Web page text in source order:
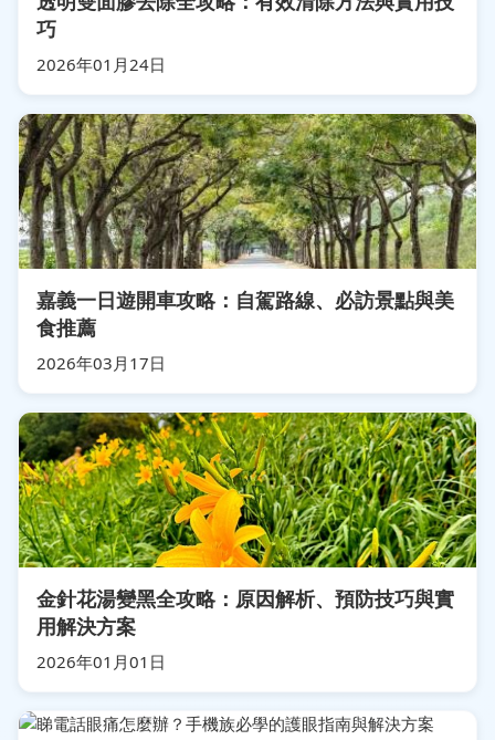
巧
2026年01月24日
嘉義一日遊開車攻略：自駕路線、必訪景點與美
食推薦
2026年03月17日
金針花湯變黑全攻略：原因解析、預防技巧與實
用解決方案
2026年01月01日